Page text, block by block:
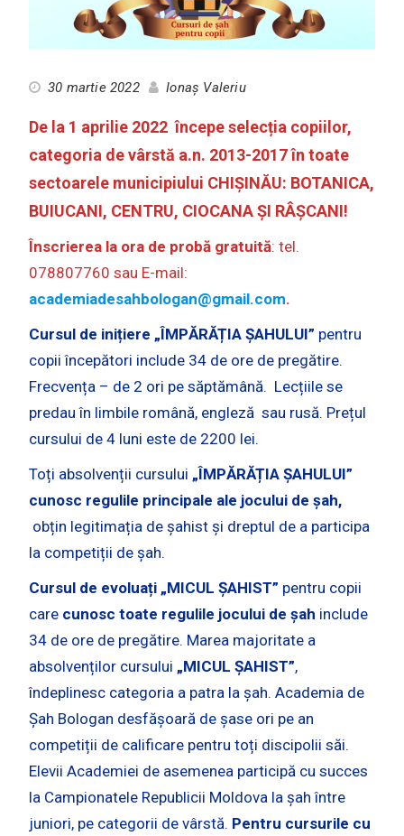
30 martie 2022 Ionaș Valeriu
De la 1 aprilie 2022începe selecția copiilor,
categoria de vârstă a.n. 2013-2017în toate
sectoarele municipiului CHIȘINĂU: BOTANICA,
BUIUCANI, CENTRU, CIOCANA ȘI RÂȘCANI!
Înscrierea la ora de probă gratuită: tel.
078807760 sau E-mail:
academiadesahbologan@gmail.com.
Cursul de inițiere „ÎMPĂRĂȚIA ȘAHULUI” pentru
copii începători include 34 de ore de pregătire.
Frecvența – de 2 ori pe săptămână. Lecțiile se
predau în limbile română, engleză sau rusă. Prețul
cursului de 4 luni este de 2200 lei.
Toți absolvenții cursului „ÎMPĂRĂȚIA ȘAHULUI”
cunosc regulile principale ale jocului de șah,
obțin legitimația de șahist și dreptul de a participa
la competiții de șah.
Cursul de evoluați „MICUL ȘAHIST” pentru copii
carecunosc toate regulile jocului de șah include
34 de ore de pregătire. Marea majoritate a
absolvenților cursului „MICUL ȘAHIST”,
îndeplinesc categoria a patra la șah. Academia de
Șah Bologan desfășoară de șase ori pe an
competiții de calificare pentru toți discipolii săi.
Elevii Academiei de asemenea participă cu succes
la Campionatele Republicii Moldova la șah între
juniori, pe categorii de vârstă. Pentru cursurile cu